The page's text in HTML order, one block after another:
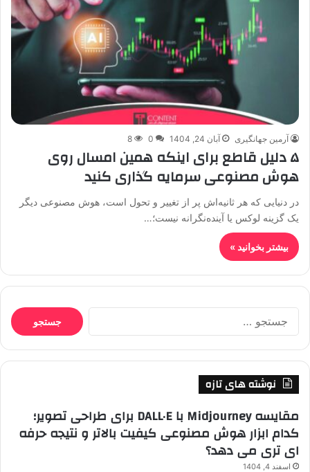
آرمین جهانگیری آبان 24, 1404 0
8
۵ دلیل قاطع برای اینکه همین امسال روی
هوش مصنوعی سرمایه گذاری کنید
در دنیایی که هر ثانیه‌اش پر از تغییر و تحول است، هوش مصنوعی دیگر
یک گزینه لوکس یا آینده‌نگرانه نیست؛…
بیشتر بخوانید »
جستجو
برای:
نوشته های تازه
مقایسه Midjourney با DALL·E برای طراحی تصویر؛
کدام ابزار هوش مصنوعی کیفیت بالاتر و نتیجه حرفه
ای تری می دهد؟
اسفند 4, 1404